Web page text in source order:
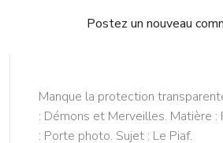
Postez un nouveau
Manque la protection
: Démons et Merveilles. Matière :
: Porte photo. Sujet : Le Piaf.